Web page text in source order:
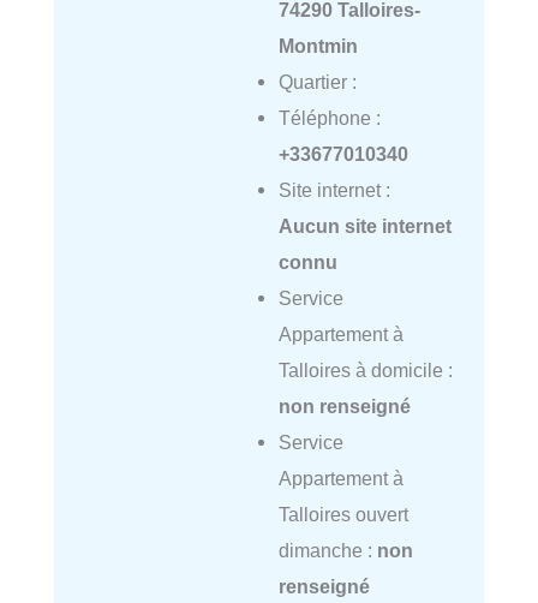
74290 Talloires-
Montmin
Quartier :
Téléphone :
+33677010340
Site internet :
Aucun site internet
connu
Service
Appartement à
Talloires à domicile :
non renseigné
Service
Appartement à
Talloires ouvert
dimanche : non
renseigné